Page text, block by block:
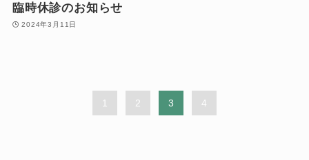
臨時休診のお知らせ
2024年3月11日
1 2 3 4